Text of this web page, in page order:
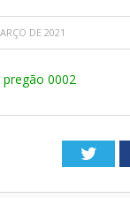
DE 2021
0002